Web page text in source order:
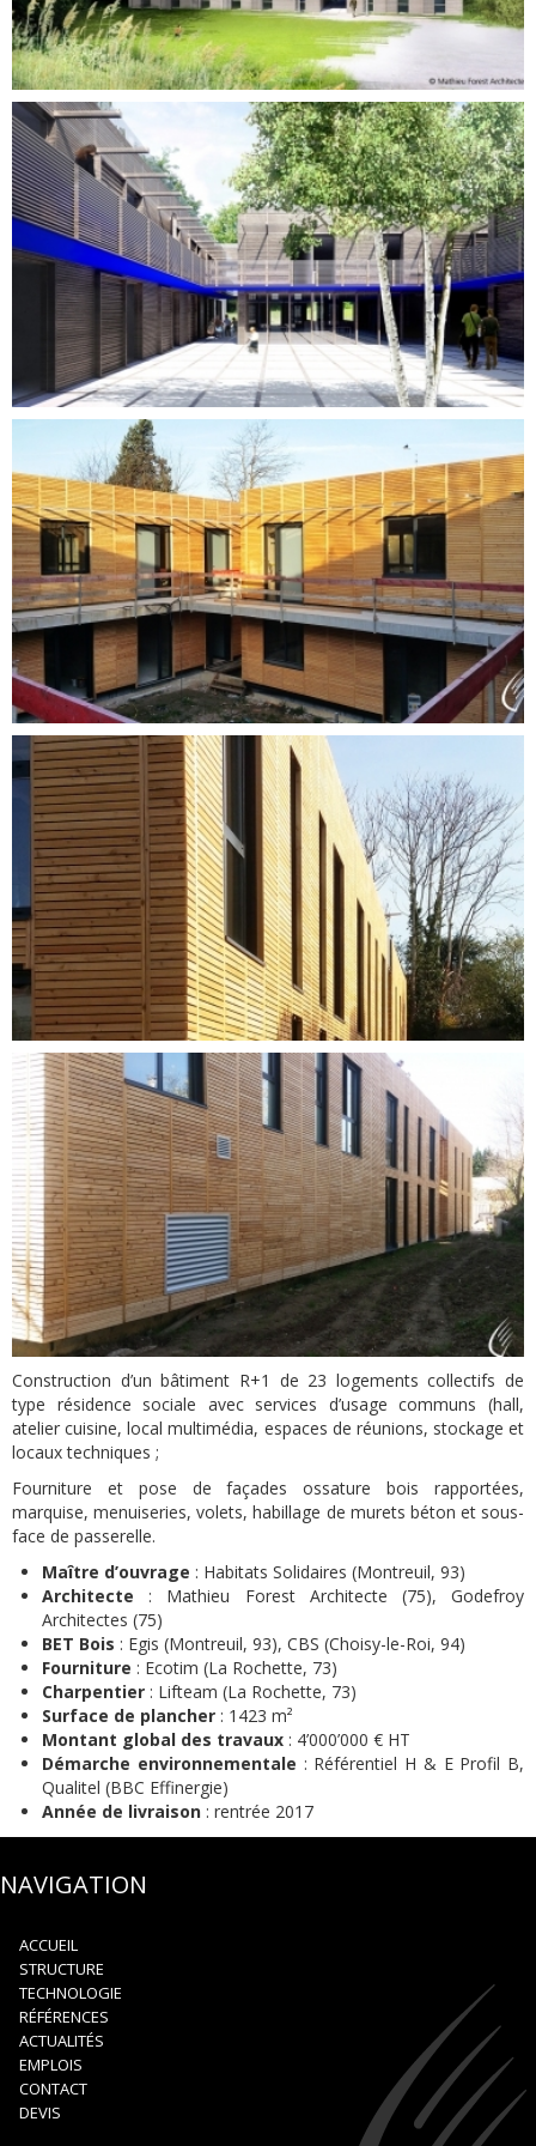
Construction d’un bâtiment R+1 de 23 logements collectifs de
type résidence sociale avec services d’usage communs (hall,
atelier cuisine, local multimédia, espaces de réunions, stockage et
locaux techniques ;
Fourniture et pose de façades ossature bois rapportées,
marquise, menuiseries, volets, habillage de murets béton et sous-
face de passerelle.
Maître d’ouvrage : Habitats Solidaires (Montreuil, 93)
Architecte : Mathieu Forest Architecte (75), Godefroy
Architectes (75)
BET Bois : Egis (Montreuil, 93), CBS (Choisy-le-Roi, 94)
Fourniture : Ecotim (La Rochette, 73)
Charpentier : Lifteam (La Rochette, 73)
Surface de plancher : 1423 m²
Montant global des travaux : 4’000’000 € HT
Démarche environnementale : Référentiel H & E Profil B,
Qualitel (BBC Effinergie)
Année de livraison : rentrée 2017
NAVIGATION
ACCUEIL
STRUCTURE
TECHNOLOGIE
RÉFÉRENCES
ACTUALITÉS
EMPLOIS
CONTACT
DEVIS